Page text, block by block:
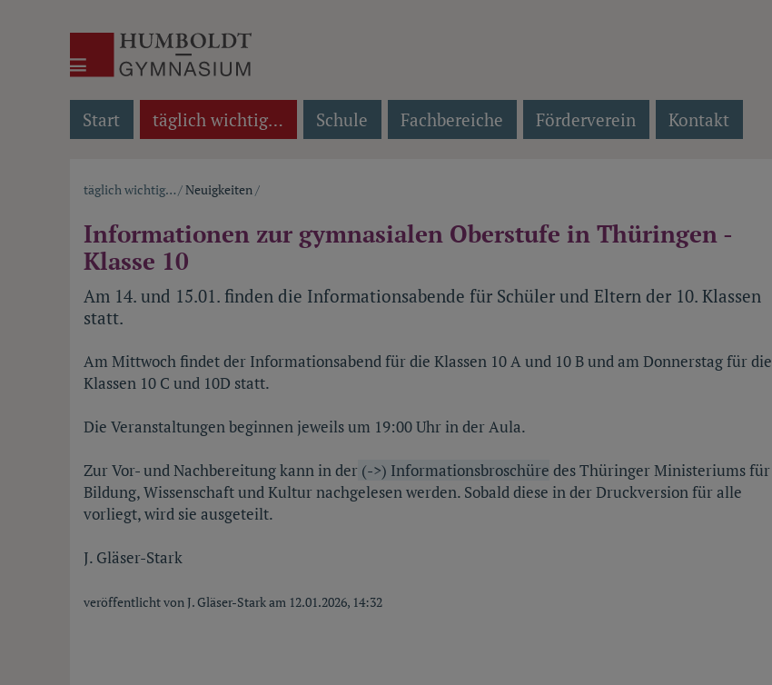
Humboldt-Gymnasium Weimar
Start täglich wichtig… Schule Fachbereiche Förderverein Kontakt
täglich wichtig… /Neuigkeiten /
Informationen zur gymnasialen Oberstufe in Thüringen -
Klasse 10
Am 14. und 15.01. finden die Informationsabende für Schüler und Eltern der 10. Klassen
statt.
Am Mittwoch findet der Informationsabend für die Klassen 10 A und 10 B und am Donnerstag für die
Klassen 10 C und 10D statt.
Die Veranstaltungen beginnen jeweils um 19:00 Uhr in der Aula.
Zur Vor- und Nachbereitung kann in der (->) Informationsbroschüre des Thüringer Ministeriums für
Bildung, Wissenschaft und Kultur nachgelesen werden. Sobald diese in der Druckversion für alle
vorliegt, wird sie ausgeteilt.
J. Gläser-Stark
veröffentlicht von J. Gläser-Stark am 12.01.2026, 14:32